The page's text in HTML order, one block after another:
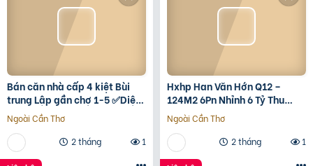
Bán căn nhà cấp 4 kiệt Bùi
trung Lập gần chợ 1-5 ✅Diện
tích 5*22 ✅Hướng Tây Bắc
✅Đường oto thông
Ngoài Cần Thơ
2 tháng
1
Hxhp Han Văn Hớn Q12 –
124M2 6Pn Nhỉnh 6 Tỷ Thu
15Tr/Tháng
Ngoài Cần Thơ
2 tháng
1